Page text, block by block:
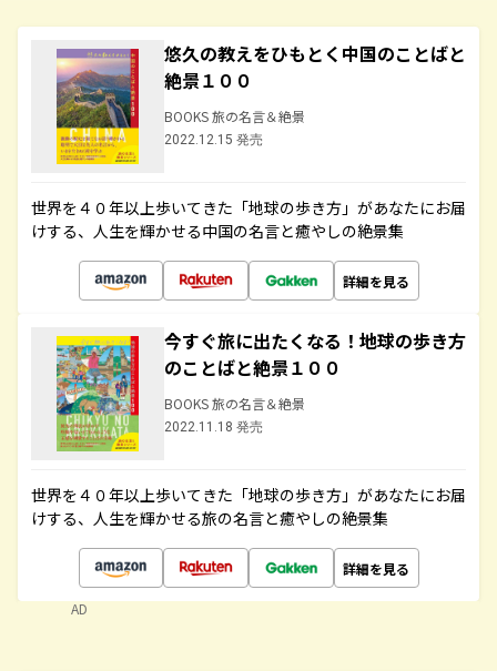
悠久の教えをひもとく中国のことばと
絶景１００
BOOKS 旅の名言＆絶景
2022.12.15 発売
世界を４０年以上歩いてきた「地球の歩き方」があなたにお届
けする、人生を輝かせる中国の名言と癒やしの絶景集
詳細を見る
今すぐ旅に出たくなる！地球の歩き方
のことばと絶景１００
BOOKS 旅の名言＆絶景
2022.11.18 発売
世界を４０年以上歩いてきた「地球の歩き方」があなたにお届
けする、人生を輝かせる旅の名言と癒やしの絶景集
詳細を見る
AD